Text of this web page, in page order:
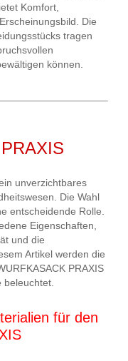
Komfort,
Die
tragen
können.
unverzichtbares
Die Wahl
entscheidende Rolle.
Eigenschaften,
und die
Artikel werden die
PRAXIS
beleuchtet.
für den